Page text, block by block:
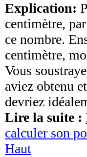
Explication:
centimètre,
ce nombre.
centimètre,
Vous
aviez obtenu
devriez
Lire la suite :
calculer son
Haut